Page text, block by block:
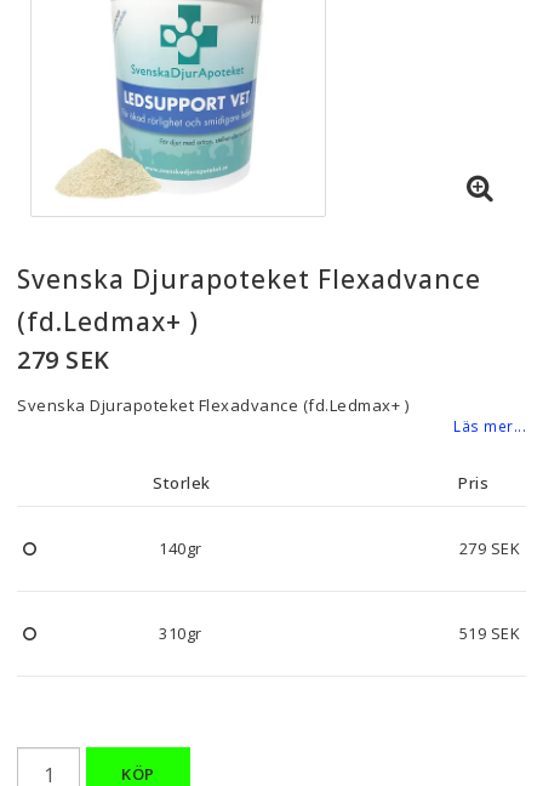
Svenska Djurapoteket Flexadvance
(fd.Ledmax+ )
279 SEK
Svenska Djurapoteket Flexadvance (fd.Ledmax+ )
Läs mer...
Storlek Pris
140gr 279 SEK
310gr 519 SEK
KÖP